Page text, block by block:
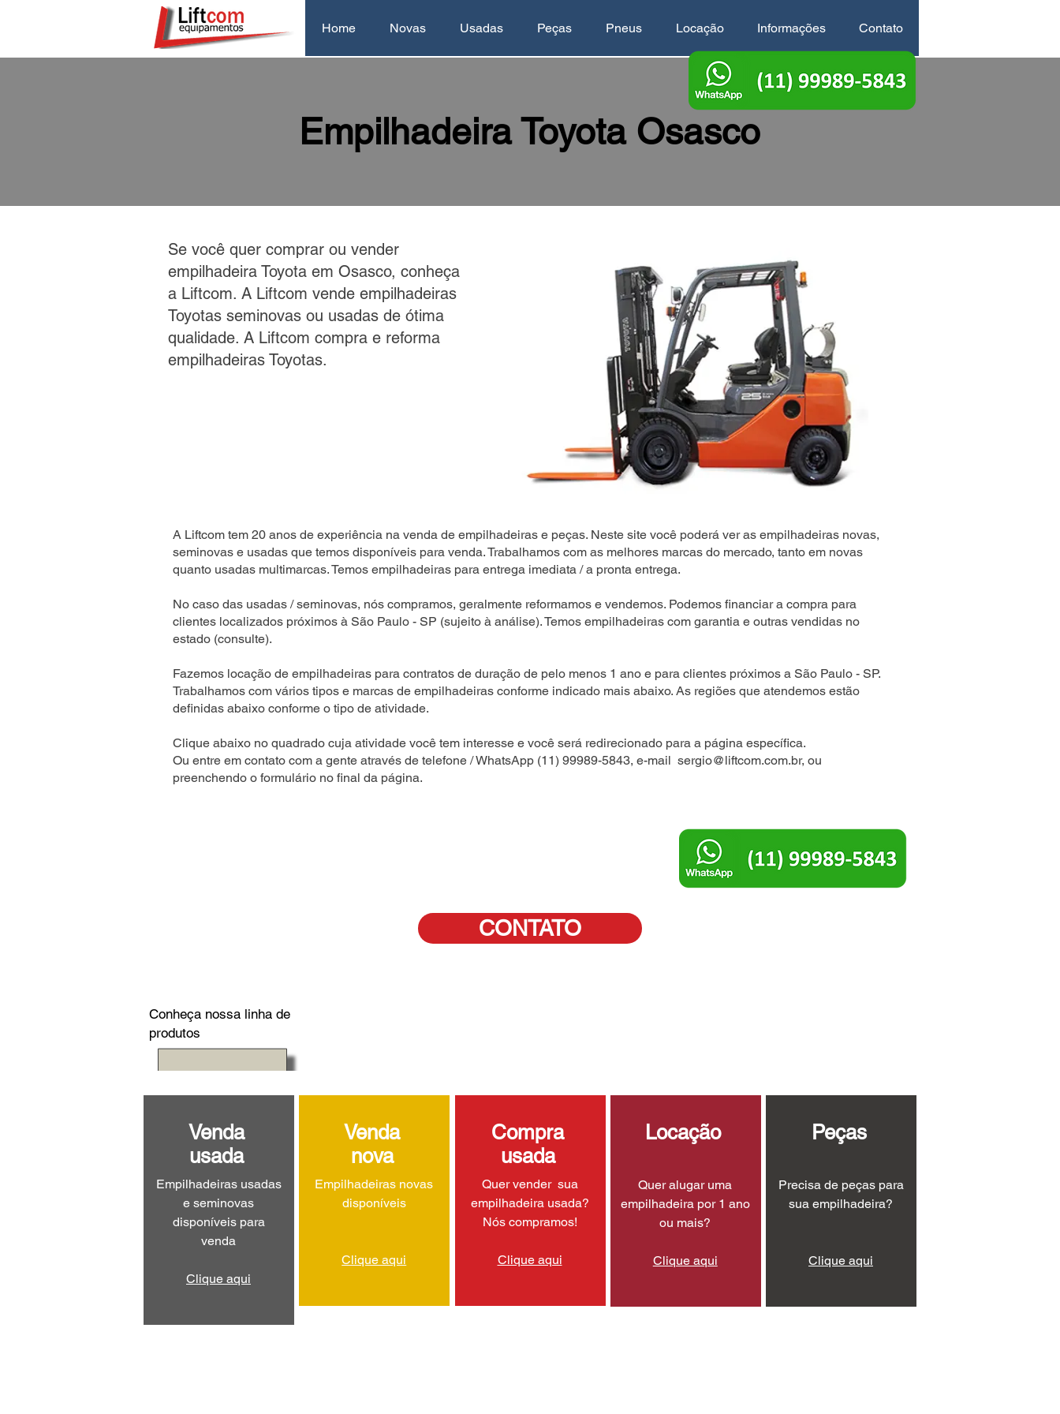
Home Novas Usadas Peças Pneus Locação Informações Contato
Empilhadeira Toyota Osasco
Se você quer comprar ou vender
empilhadeira Toyota em Osasco, conheça
a Liftcom. A Liftcom vende empilhadeiras
Toyotas seminovas ou usadas de ótima
qualidade. A Liftcom compra e reforma
empilhadeiras Toyotas.
A Liftcom tem 20 anos de experiência na venda de empilhadeiras e peças. Neste site você poderá ver as empilhadeiras novas,
seminovas e usadas que temos disponíveis para venda. Trabalhamos com as melhores marcas do mercado, tanto em novas
quanto usadas multimarcas. Temos empilhadeiras para entrega imediata / a pronta entrega.
No caso das usadas / seminovas, nós compramos, geralmente reformamos e vendemos. Podemos financiar a compra para
clientes localizados próximos à São Paulo - SP (sujeito à análise). Temos empilhadeiras com garantia e outras vendidas no
estado (consulte).
Fazemos locação de empilhadeiras para contratos de duração de pelo menos 1 ano e para clientes próximos a São Paulo - SP.
Trabalhamos com vários tipos e marcas de empilhadeiras conforme indicado mais abaixo. As regiões que atendemos estão
definidas abaixo conforme o tipo de atividade.
Clique abaixo no quadrado cuja atividade você tem interesse e você será redirecionado para a página específica.
Ou entre em contato com a gente através de telefone / WhatsApp (11) 99989-5843, e-mail sergio@liftcom.com.br, ou
preenchendo o formulário no final da página.
CONTATO
Conheça nossa linha de
produtos
Venda
usada
Empilhadeiras usadas
e seminovas
disponíveis para
venda
Clique aqui
Venda
nova
Empilhadeiras novas
disponíveis
Clique aqui
Compra
usada
Quer vender sua
empilhadeira usada?
Nós compramos!
Clique aqui
Locação
Quer alugar uma
empilhadeira por 1 ano
ou mais?
Clique aqui
Peças
Precisa de peças para
sua empilhadeira?
Clique aqui